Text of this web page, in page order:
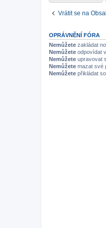
Vrátit se na
OPRÁVNĚNÍ FÓRA
Nemůžete zakládat
Nemůžete odpovídat
Nemůžete upravovat
Nemůžete mazat své
Nemůžete přikládat